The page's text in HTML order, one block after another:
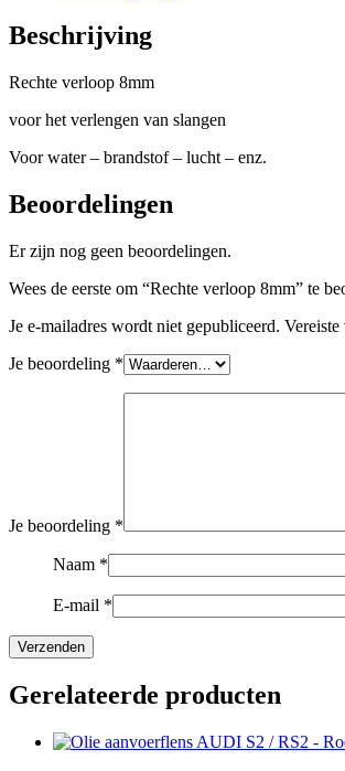
Beschrijving
Rechte verloop 8mm
voor het verlengen van slangen
Voor water – brandstof – lucht – enz.
Beoordelingen
Er zijn nog geen beoordelingen.
Wees de eerste om “Rechte verloop 8mm” te
Je e-mailadres wordt niet gepubliceerd.
Je beoordeling *
Je beoordeling *
Naam *
E-mail *
Gerelateerde producten